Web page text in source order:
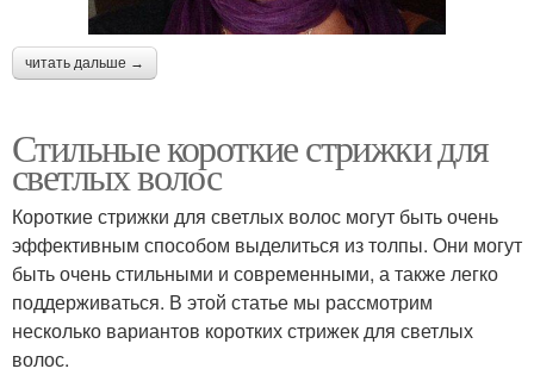
читать дальше →
Стильные короткие стрижки для
светлых волос
Короткие стрижки для светлых волос могут быть очень
эффективным способом выделиться из толпы. Они могут
быть очень стильными и современными, а также легко
поддерживаться. В этой статье мы рассмотрим
несколько вариантов коротких стрижек для светлых
волос.